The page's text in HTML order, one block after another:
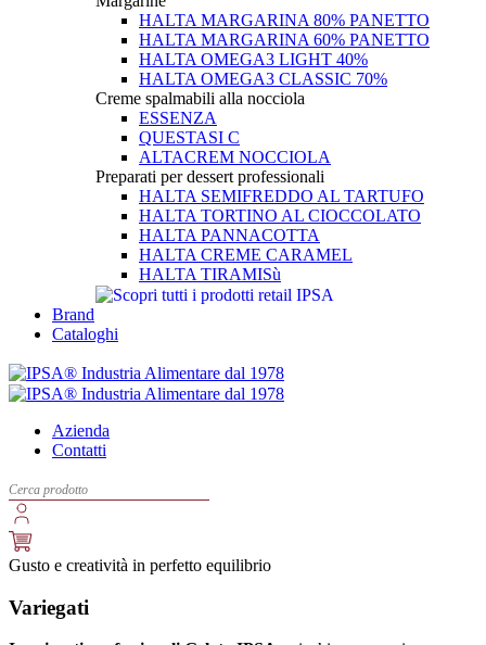
HALTA MARGARINA 80% PANETTO
HALTA MARGARINA 60% PANETTO
HALTA OMEGA3 LIGHT 40%
HALTA OMEGA3 CLASSIC 70%
Creme spalmabili alla nocciola
ESSENZA
QUESTASI C
ALTACREM NOCCIOLA
Preparati per dessert professionali
HALTA SEMIFREDDO AL TARTUFO
HALTA TORTINO AL CIOCCOLATO
HALTA PANNACOTTA
HALTA CREME CARAMEL
HALTA TIRAMISù
Brand
Cataloghi
Azienda
Contatti
Gusto e creatività in perfetto equilibrio
Variegati